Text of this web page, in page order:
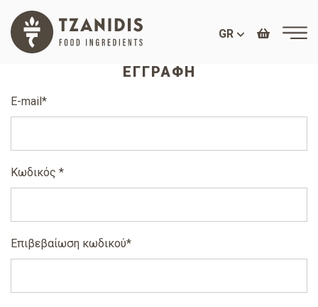
GR
ΕΓΓΡΑΦΉ
E-mail*
Κωδικός *
Επιβεβαίωση κωδικού*